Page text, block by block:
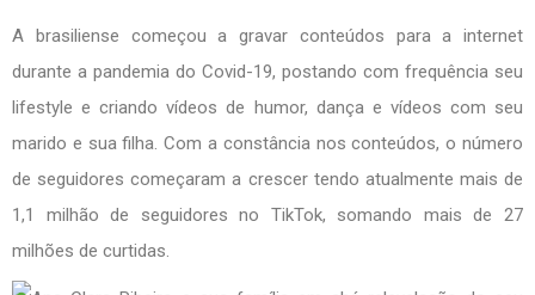
A brasiliense começou a gravar conteúdos para a internet
durante a pandemia do Covid-19, postando com frequência seu
lifestyle e criando vídeos de humor, dança e vídeos com seu
marido e sua filha. Com a constância nos conteúdos, o número
de seguidores começaram a crescer tendo atualmente mais de
1,1 milhão de seguidores no TikTok, somando mais de 27
milhões de curtidas.